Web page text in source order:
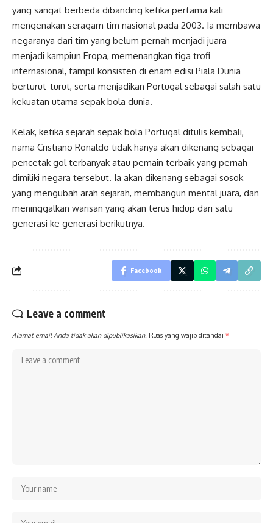
yang sangat berbeda dibanding ketika pertama kali
mengenakan seragam tim nasional pada 2003. Ia membawa
negaranya dari tim yang belum pernah menjadi juara
menjadi kampiun Eropa, memenangkan tiga trofi
internasional, tampil konsisten di enam edisi Piala Dunia
berturut-turut, serta menjadikan Portugal sebagai salah satu
kekuatan utama sepak bola dunia.
Kelak, ketika sejarah sepak bola Portugal ditulis kembali,
nama Cristiano Ronaldo tidak hanya akan dikenang sebagai
pencetak gol terbanyak atau pemain terbaik yang pernah
dimiliki negara tersebut. Ia akan dikenang sebagai sosok
yang mengubah arah sejarah, membangun mental juara, dan
meninggalkan warisan yang akan terus hidup dari satu
generasi ke generasi berikutnya.
Facebook
Leave a comment
Alamat email Anda tidak akan dipublikasikan. Ruas yang wajib ditandai *